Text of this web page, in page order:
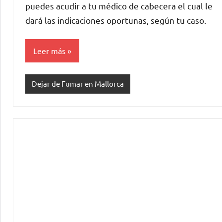
puedes acudir a tu médico de cabecera el cual le
dará las indicaciones oportunas, según tu caso.
Leer más
Dejar de Fumar en Mallorca